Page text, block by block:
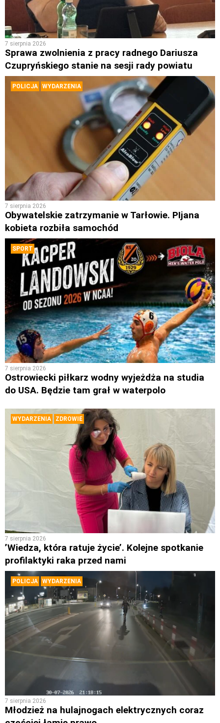
7 sierpnia 2026
Sprawa zwolnienia z pracy radnego Dariusza
Czupryńskiego stanie na sesji rady powiatu
POLICJA WYDARZENIA
7 sierpnia 2026
Obywatelskie zatrzymanie w Tarłowie. PIjana
kobieta rozbiła samochód
SPORT
7 sierpnia 2026
Ostrowiecki piłkarz wodny wyjeżdża na studia
do USA. Będzie tam grał w waterpolo
WYDARZENIA ZDROWIE
7 sierpnia 2026
’Wiedza, która ratuje życie’. Kolejne spotkanie
profilaktyki raka przed nami
POLICJA WYDARZENIA
7 sierpnia 2026
Młodzież na hulajnogach elektrycznych coraz